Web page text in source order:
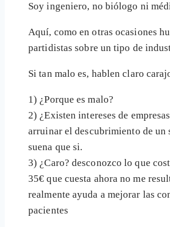
Soy ingeniero, no biólogo ni
Aquí, como en otras ocasiones
partidistas sobre un tipo de
Si tan malo es, hablen claro
1) ¿Porque es malo?
2) ¿Existen intereses de
arruinar el descubrimiento de un
suena que si.
3) ¿Caro? desconozco lo que
35€ que cuesta ahora no me
realmente ayuda a mejorar las
pacientes